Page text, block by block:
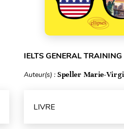
IELTS GENERAL
Auteur(s) : Speller Marie-
LIVRE